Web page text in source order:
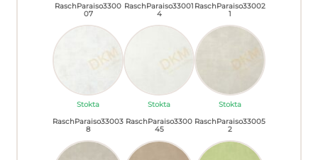
RaschParaiso3300
07
Stokta
RaschParaiso33001
4
Stokta
RaschParaiso33002
1
Stokta
RaschParaiso33003
8
RaschParaiso3300
45
RaschParaiso33005
2